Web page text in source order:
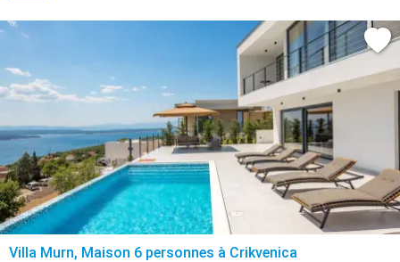
Villa Murn, Maison 6 personnes à Crikvenica